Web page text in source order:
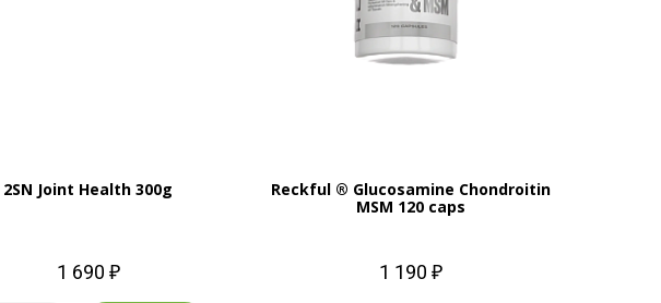
2SN Joint Health 300g
1 690 ₽
Reckful ® Glucosamine Chondroitin
MSM 120 caps
1 190 ₽